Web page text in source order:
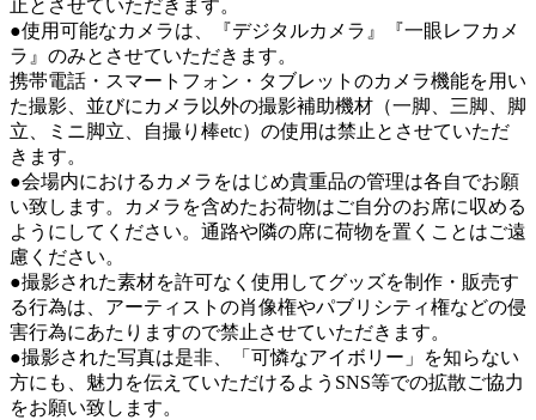
止とさせていただきます。
●使用可能なカメラは、『デジタルカメラ』『一眼レフカメ
ラ』のみとさせていただきます。
携帯電話・スマートフォン・タブレットのカメラ機能を用い
た撮影、並びにカメラ以外の撮影補助機材（一脚、三脚、脚
立、ミニ脚立、自撮り棒etc）の使用は禁止とさせていただ
きます。
●会場内におけるカメラをはじめ貴重品の管理は各自でお願
い致します。カメラを含めたお荷物はご自分のお席に収める
ようにしてください。通路や隣の席に荷物を置くことはご遠
慮ください。
●撮影された素材を許可なく使用してグッズを制作・販売す
る行為は、アーティストの肖像権やパブリシティ権などの侵
害行為にあたりますので禁止させていただきます。
●撮影された写真は是非、「可憐なアイボリー」を知らない
方にも、魅力を伝えていただけるようSNS等での拡散ご協力
をお願い致します。